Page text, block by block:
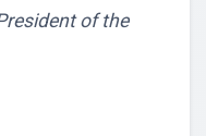
of the